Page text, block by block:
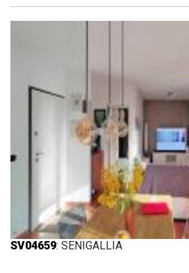
SV04659: SENIGALLIA